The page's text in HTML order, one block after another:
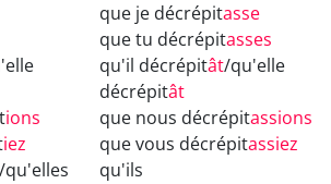
ions
iez
/qu'elles
que je décrépitasse
que tu décrépitasses
qu'il décrépitât/qu'elle
décrépitât
que nous décrépitassions
que vous décrépitassiez
qu'ils